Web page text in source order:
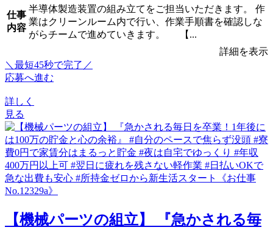
仕事
内容
半導体製造装置の組み立てをご担当いただきます。 作
業はクリーンルーム内で行い、作業手順書を確認しな
がらチームで進めていきます。 【...
詳細を表示
＼最短45秒で完了／
応募へ進む
詳しく
見る
【機械パーツの組立】 『急かされる毎